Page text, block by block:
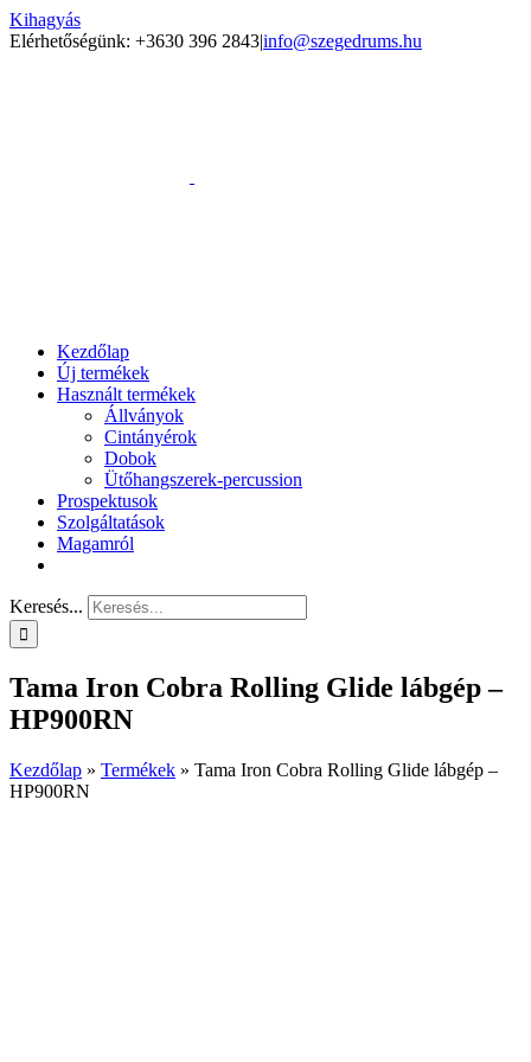
Kihagyás
Elérhetőségünk: +3630 396 2843|info@szegedrums.hu
Kezdőlap
Új termékek
Használt termékek
Állványok
Cintányérok
Dobok
Ütőhangszerek-percussion
Prospektusok
Szolgáltatások
Magamról
Keresés...
Tama Iron Cobra Rolling Glide lábgép –
HP900RN
Kezdőlap » Termékek » Tama Iron Cobra Rolling Glide lábgép –
HP900RN